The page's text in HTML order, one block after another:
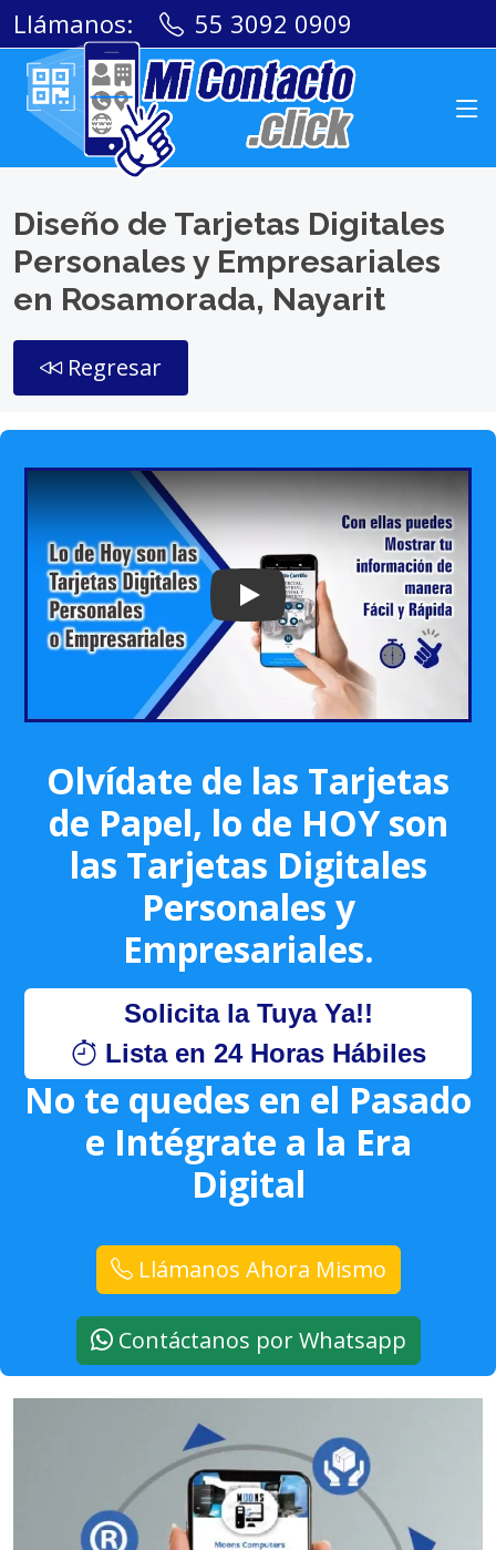
Llámanos: 55 3092 0909
Diseño de Tarjetas Digitales
Personales y Empresariales
en Rosamorada, Nayarit
Regresar
Play: Keynote (Google I/O '18)
Olvídate de las Tarjetas
de Papel, lo de HOY son
las Tarjetas Digitales
Personales y
Empresariales.
Solicita la Tuya Ya!!
Lista en 24 Horas Hábiles
No te quedes en el Pasado
e Intégrate a la Era
Digital
Llámanos Ahora Mismo
Contáctanos por Whatsapp